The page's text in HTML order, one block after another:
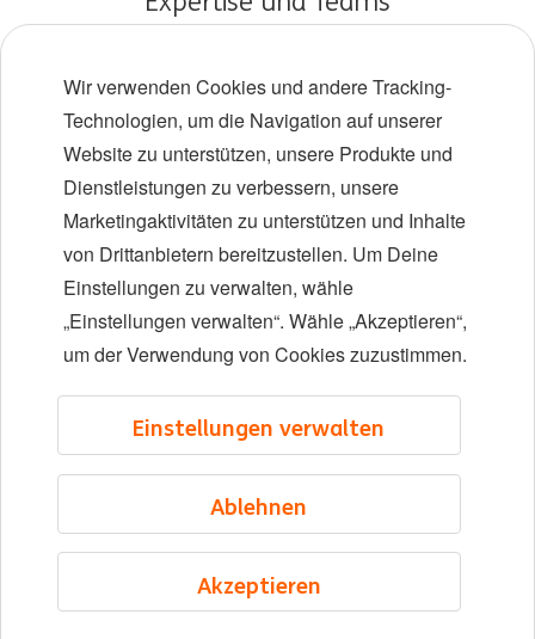
Vielfalt und Inklusion
Standorte
Veranstaltungen
LinkedIn
X YouTube
©2026 ING
Sitemap
Datenschutzerklärung
Wir verwenden Cookies und andere Tracking-
Technologien, um die Navigation auf unserer
Website zu unterstützen, unsere Produkte und
Dienstleistungen zu verbessern, unsere
Marketingaktivitäten zu unterstützen und Inhalte
von Drittanbietern bereitzustellen. Um Deine
Einstellungen zu verwalten, wähle
„Einstellungen verwalten“. Wähle „Akzeptieren“,
um der Verwendung von Cookies zuzustimmen.
Akzeptieren
Ablehnen
Einstellungen verwalten